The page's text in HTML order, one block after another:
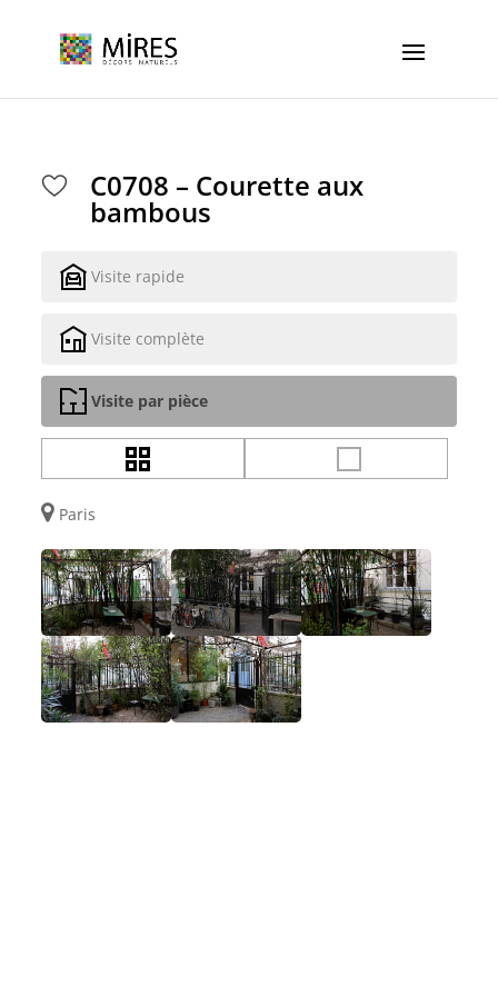
C0708 – Courette aux
bambous
Visite rapide
Visite complète
Visite par pièce
Paris